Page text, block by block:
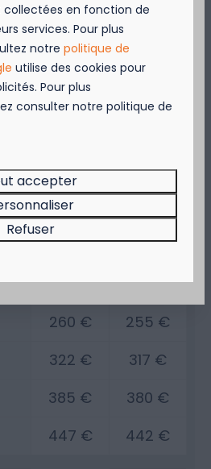
19 août
20 août
68 €
135 € 130 €
198 € 193 €
260 € 255 €
322 € 317 €
385 € 380 €
447 € 442 €
Mosselmaand!
september van 50%
voor 2 personen
boekt!
de restaurants van
in Nieuwpoort &BAS Grill
de actie is geldig zolang
collectées en fonction de
services. Pour plus
notrepolitique de
utilise des cookies pour
Pour plus
consulter notre politique de
accepter
Refuser